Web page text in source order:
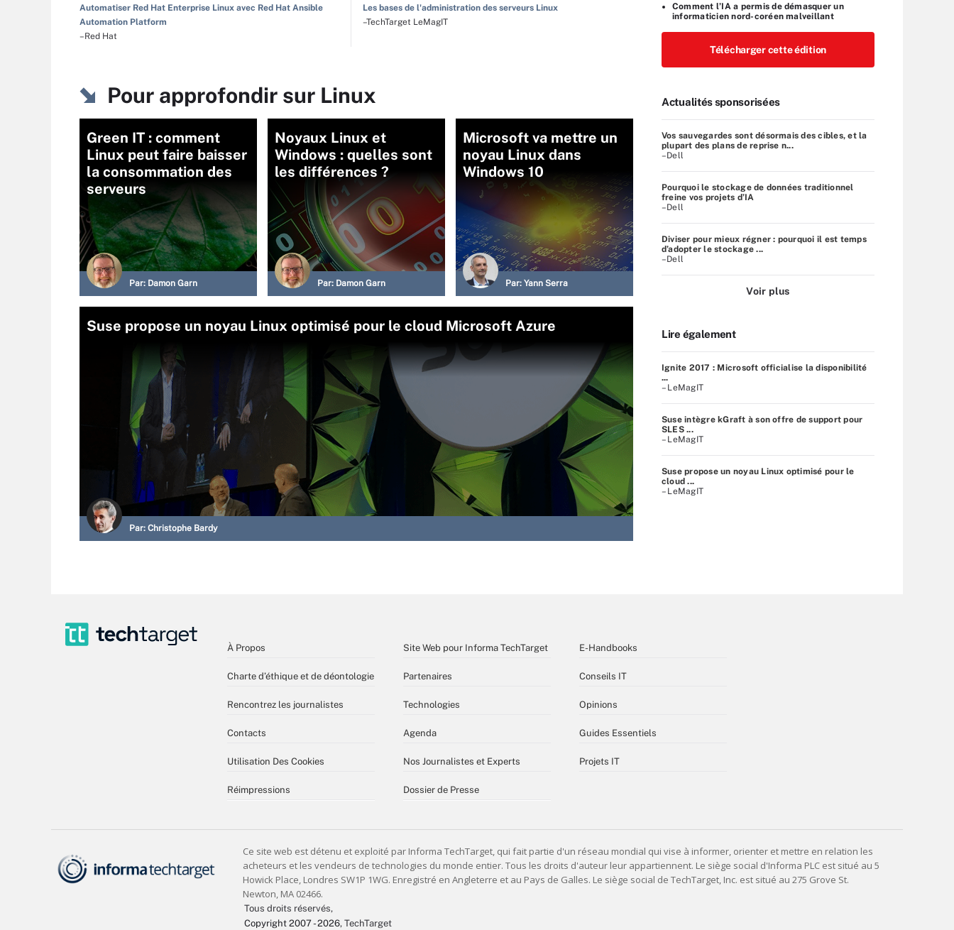
Automatiser Red Hat Enterprise Linux avec Red Hat Ansible
Automation Platform
–Red Hat
Les bases de l'administration des serveurs Linux
–TechTarget LeMagIT
Pour approfondir sur Linux
Green IT : comment
Linux peut faire baisser
la consommation des
serveurs
Par: Damon Garn
Noyaux Linux et
Windows : quelles sont
les différences ?
Par: Damon Garn
Microsoft va mettre un
noyau Linux dans
Windows 10
Par: Yann Serra
Suse propose un noyau Linux optimisé pour le cloud Microsoft Azure
Par: Christophe Bardy
Comment l’IA a permis de démasquer un
informaticien nord-coréen malveillant
Télécharger cette édition
Actualités sponsorisées
Vos sauvegardes sont désormais des cibles, et la
plupart des plans de reprise n...
–Dell
Pourquoi le stockage de données traditionnel
freine vos projets d’IA
–Dell
Diviser pour mieux régner : pourquoi il est temps
d’adopter le stockage ...
–Dell
Voir plus
Lire également
Ignite 2017 : Microsoft officialise la disponibilité
...
– LeMagIT
Suse intègre kGraft à son offre de support pour
SLES ...
– LeMagIT
Suse propose un noyau Linux optimisé pour le
cloud ...
– LeMagIT
À Propos
Charte d’éthique et de déontologie
Rencontrez les journalistes
Contacts
Utilisation Des Cookies
Réimpressions
Site Web pour Informa TechTarget
Partenaires
Technologies
Agenda
Nos Journalistes et Experts
Dossier de Presse
E-Handbooks
Conseils IT
Opinions
Guides Essentiels
Projets IT
Tous droits réservés,
Copyright 2007 - 2026, TechTarget